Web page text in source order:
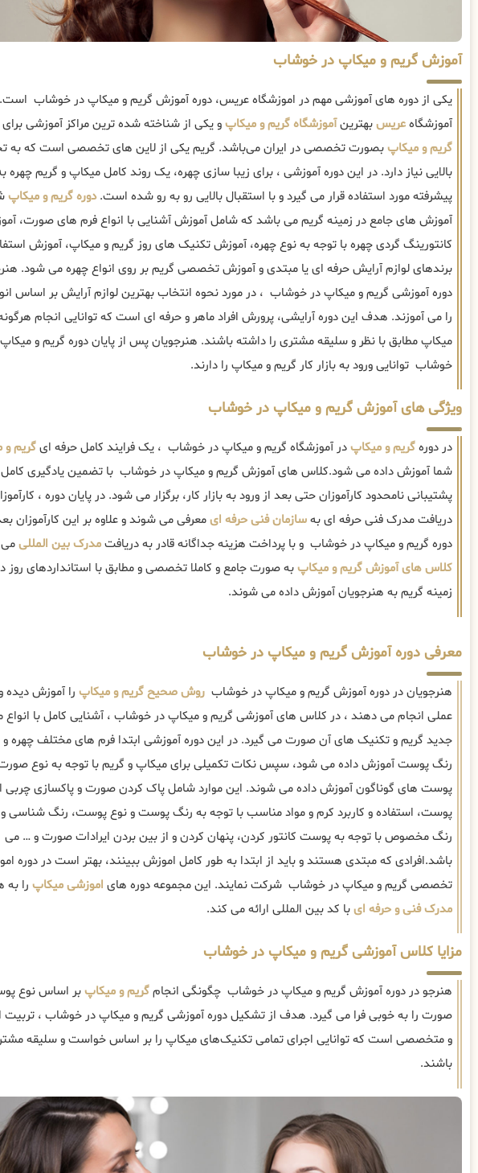
آموزش گریم و میکاپ در خوشاب
یکی از دوره های آموزشی مهم در اموزشگاه عریس، دوره آموزش گریم و میکاپ در خوشاب است.
آموزشگاهعریسبهترینآموزشگاه گریم و میکاپو یکی از شناخته شده ترین مراکز آموزشی برای
گریم و میکاپبصورت تخصصی در ایران می‌باشد. گریم یکی از لاین های تخصصی است که به
بالایی نیاز دارد. در این دوره آموزشی ، برای زیبا سازی چهره، یک روند کامل میکاپ و گریم
پیشرفته مورد استفاده قرار می گیرد و با استقبال بالایی رو به رو شده است.دوره گریم و میکاپ
آموزش های جامع در زمینه گریم می باشد که شامل آموزش آشنایی با انواع فرم های صورت،
کانتورینگ گردی چهره با توجه به نوع چهره، آموزش تکنیک های روز گریم و میکاپ، آموزش
برندهای لوازم آرایش حرفه ای یا مبتدی و آموزش تخصصی گریم بر روی انواع چهره می شود.
دوره آموزشی گریم و میکاپ در خوشاب ، در مورد نحوه انتخاب بهترین لوازم آرایش بر اساس
را می آموزند. هدف این دوره آرایشی، پرورش افراد ماهر و حرفه ای است که توانایی انجام
میکاپ مطابق با نظر و سلیقه مشتری را داشته باشند. هنرجویان پس از پایان دوره گریم و
خوشاب توانایی ورود به بازار کار گریم و میکاپ را دارند.
ویژگی های آموزش گریم و میکاپ در خوشاب
در دورهگریم و میکاپدر آموزشگاه گریم و میکاپ در خوشاب ، یک فرایند کامل حرفه ایگریم و
شما آموزش داده می شود.کلاس های آموزش گریم و میکاپ در خوشاب با تضمین یادگیری
پشتیبانی نامحدود کارآموزان حتی بعد از ورود به بازار کار، برگزار می شود. در پایان دوره ،
دریافت مدرک فنی حرفه ای بهسازمان فنی حرفه ایمعرفی می شوند و علاوه بر این کارآموزان
دوره گریم و میکاپ در خوشاب و با پرداخت هزینه جداگانه قادر به دریافتمدرک بین المللیمی
کلاس های آموزش گریم و میکاپبه صورت جامع و کاملا تخصصی و مطابق با استانداردهای روز
زمینه گریم به هنرجویان آموزش داده می شوند.
معرفی دوره آموزش گریم و میکاپ در خوشاب
هنرجویان در دوره آموزش گریم و میکاپ در خوشاب روش صحیح گریم و میکاپ را آموزش
عملی انجام می دهند ، در کلاس های آموزشی گریم و میکاپ در خوشاب ، آشنایی کامل با
جدید گریم و تکنیک های آن صورت می گیرد. در این دوره آموزشی ابتدا فرم های مختلف چهره و
رنگ پوست آموزش داده می شود، سپس نکات تکمیلی برای میکاپ و گریم با توجه به نوع
پوست های گوناگون آموزش داده می شوند. این موارد شامل پاک کردن صورت و پاکسازی چربی
پوست، استفاده و کاربرد کرم و مواد مناسب با توجه به رنگ پوست و نوع پوست، رنگ شناسی
رنگ مخصوص با توجه به پوست کانتور کردن، پنهان کردن و از بین بردن ایرادات صورت و … می
باشد.افرادی که مبتدی هستند و باید از ابتدا به طور کامل اموزش ببینند، بهتر است در دوره
تخصصی گریم و میکاپ در خوشاب شرکت نمایند. این مجموعه دوره های اموزشی میکاپ را به
مدرک فنی و حرفه ایبا کد بین المللی ارائه می کند.
مزایا کلاس آموزشی گریم و میکاپ در خوشاب
هنرجو در دوره آموزش گریم و میکاپ در خوشاب چگونگی انجامگریم و میکاپبر اساس نوع
صورت را به خوبی فرا می گیرد. هدف از تشکیل دوره آموزشی گریم و میکاپ در خوشاب ، تربیت
و متخصصی است که توانایی اجرای تمامی تکنیک‌های میکاپ را بر اساس خواست و سلیقه
باشند.